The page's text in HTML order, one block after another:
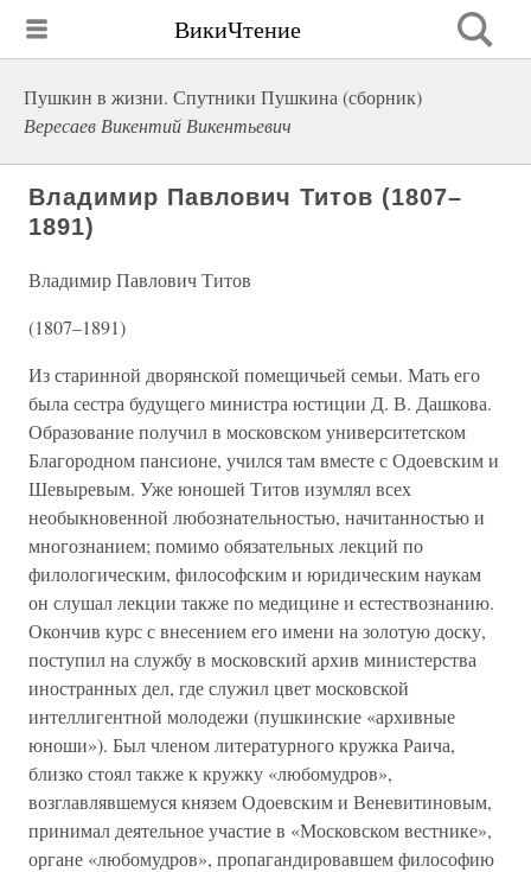
ВикиЧтение
Пушкин в жизни. Спутники Пушкина (сборник)
Вересаев Викентий Викентьевич
Владимир Павлович Титов (1807–
1891)
Владимир Павлович Титов
(1807–1891)
Из старинной дворянской помещичьей семьи. Мать его
была сестра будущего министра юстиции Д. В. Дашкова.
Образование получил в московском университетском
Благородном пансионе, учился там вместе с Одоевским и
Шевыревым. Уже юношей Титов изумлял всех
необыкновенной любознательностью, начитанностью и
многознанием; помимо обязательных лекций по
филологическим, философским и юридическим наукам
он слушал лекции также по медицине и естествознанию.
Окончив курс с внесением его имени на золотую доску,
поступил на службу в московский архив министерства
иностранных дел, где служил цвет московской
интеллигентной молодежи (пушкинские «архивные
юноши»). Был членом литературного кружка Раича,
близко стоял также к кружку «любомудров»,
возглавлявшемуся князем Одоевским и Веневитиновым,
принимал деятельное участие в «Московском вестнике»,
органе «любомудров», пропагандировавшем философию